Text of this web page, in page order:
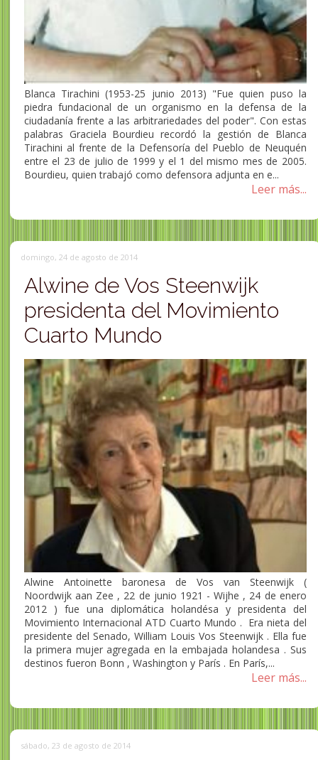
Blanca Tirachini (1953-25 junio 2013) "Fue quien puso la
piedra fundacional de un organismo en la defensa de la
ciudadanía frente a las arbitrariedades del poder". Con estas
palabras Graciela Bourdieu recordó la gestión de Blanca
Tirachini al frente de la Defensoría del Pueblo de Neuquén
entre el 23 de julio de 1999 y el 1 del mismo mes de 2005.
Bourdieu, quien trabajó como defensora adjunta en e...
Leer más...
domingo, 24 de agosto de 2014
Alwine de Vos Steenwijk
presidenta del Movimiento
Cuarto Mundo
Alwine Antoinette baronesa de Vos van Steenwijk (
Noordwijk aan Zee , 22 de junio 1921 - Wijhe , 24 de enero
2012 ) fue una diplomática holandésa y presidenta del
Movimiento Internacional ATD Cuarto Mundo . Era nieta del
presidente del Senado, William Louis Vos Steenwijk . Ella fue
la primera mujer agregada en la embajada holandesa . Sus
destinos fueron Bonn , Washington y París . En París,...
Leer más...
sábado, 23 de agosto de 2014